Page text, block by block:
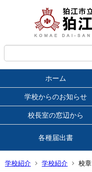
ホーム
学校からのお知らせ
校長室の窓辺から
各種届出書
学校紹介 学校紹介 校章